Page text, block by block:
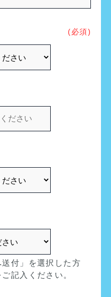
(必須)
付」を選択した方
記入ください。